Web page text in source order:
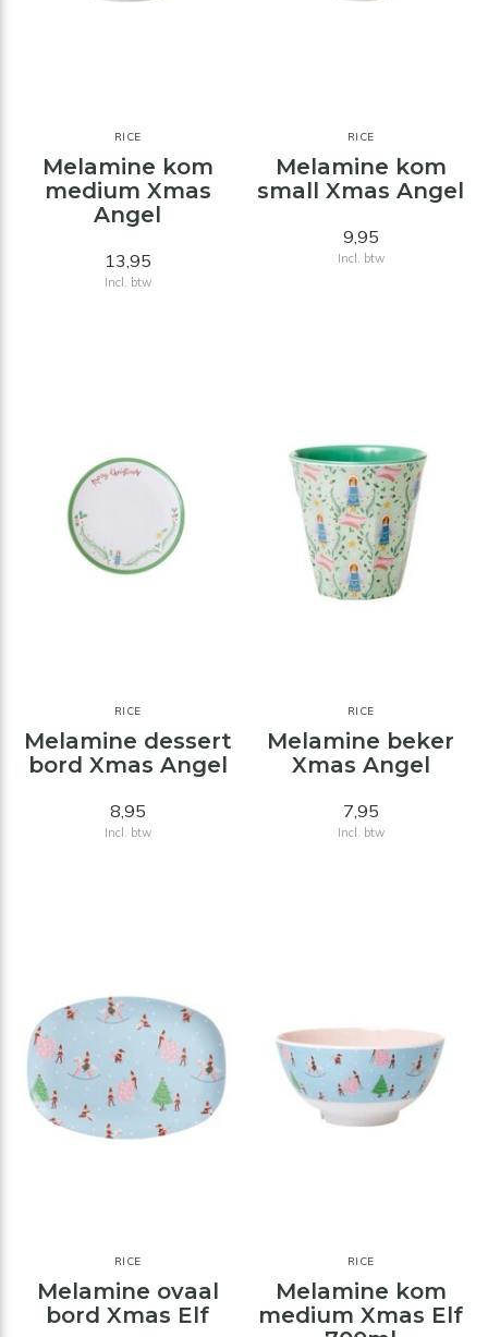
RICE
Melamine kom
medium Xmas
Angel
13,95
Incl. btw
RICE
Melamine kom
small Xmas Angel
9,95
Incl. btw
RICE
Melamine dessert
bord Xmas Angel
8,95
Incl. btw
RICE
Melamine beker
Xmas Angel
7,95
Incl. btw
RICE
Melamine ovaal
bord Xmas Elf
RICE
Melamine kom
medium Xmas Elf